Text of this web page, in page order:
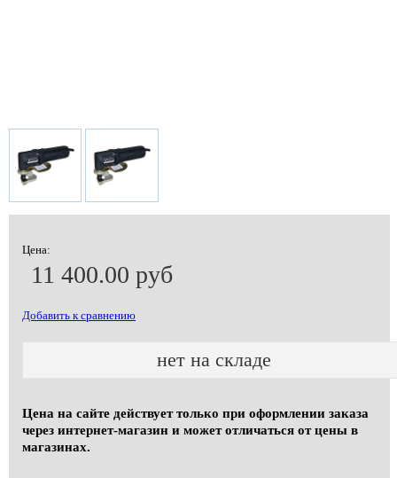
Цена:
11 400.00 руб
Добавить к сравнению
нет на складе
Цена на сайте действует только при оформлении заказа
через интернет-магазин и может отличаться от цены в
магазинах.